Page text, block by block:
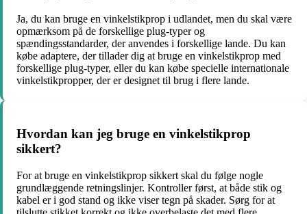
Ja, du kan bruge en vinkelstikprop i udlandet, men du skal være
opmærksom på de forskellige plug-typer og
spændingsstandarder, der anvendes i forskellige lande. Du kan
købe adaptere, der tillader dig at bruge en vinkelstikprop med
forskellige plug-typer, eller du kan købe specielle internationale
vinkelstikpropper, der er designet til brug i flere lande.
Hvordan kan jeg bruge en vinkelstikprop
sikkert?
For at bruge en vinkelstikprop sikkert skal du følge nogle
grundlæggende retningslinjer. Kontroller først, at både stik og
kabel er i god stand og ikke viser tegn på skader. Sørg for at